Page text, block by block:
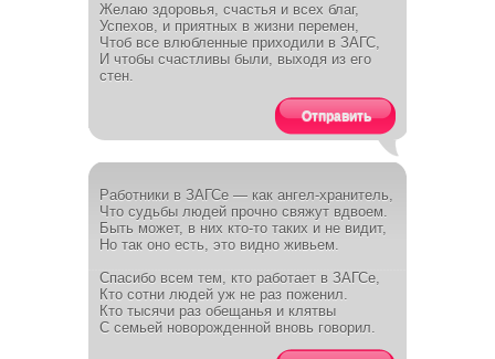
Желаю здоровья, счастья и всех благ,
Успехов, и приятных в жизни перемен,
Чтоб все влюбленные приходили в ЗАГС,
И чтобы счастливы были, выходя из его
стен.
Отправить
Работники в ЗАГСе — как ангел-хранитель,
Что судьбы людей прочно свяжут вдвоем.
Быть может, в них кто-то таких и не видит,
Но так оно есть, это видно живьем.
Спасибо всем тем, кто работает в ЗАГСе,
Кто сотни людей уж не раз поженил.
Кто тысячи раз обещанья и клятвы
С семьей новорожденной вновь говорил.